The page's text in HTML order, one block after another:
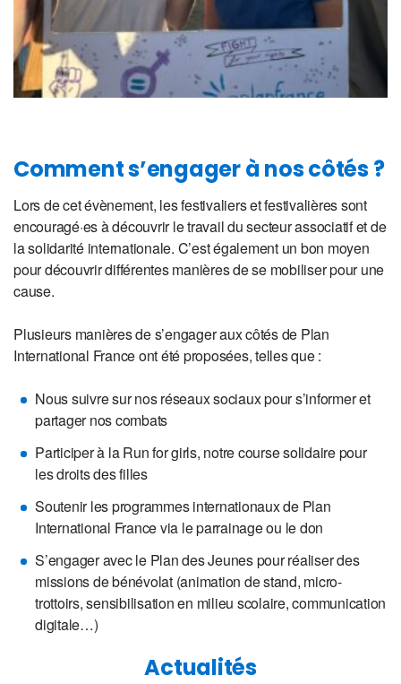
Comment s’engager à nos côtés ?
Lors de cet évènement, les festivaliers et festivalières sont
encouragé·es à découvrir le travail du secteur associatif et de
la solidarité internationale. C’est également un bon moyen
pour découvrir différentes manières de se mobiliser pour une
cause.
Plusieurs manières de s’engager aux côtés de Plan
International France ont été proposées, telles que :
Nous suivre sur nos réseaux sociaux pour s’informer et
partager nos combats
Participer à la Run for girls, notre course solidaire pour
les droits des filles
Soutenir les programmes internationaux de Plan
International France via le parrainage ou le don
S’engager avec le Plan des Jeunes pour réaliser des
missions de bénévolat (animation de stand, micro-
trottoirs, sensibilisation en milieu scolaire, communication
digitale…)
Actualités